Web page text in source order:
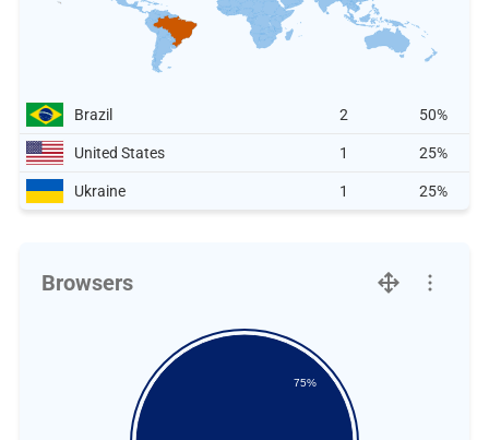
Brazil 2 50%
United States 1 25%
Ukraine 1 25%
Browsers
75%